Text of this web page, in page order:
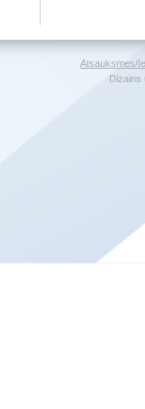
Atsauksmes/
Dizains